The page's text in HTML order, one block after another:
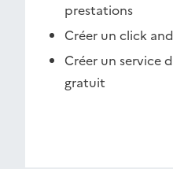
prestations
Créer un click
Créer un service
gratuit